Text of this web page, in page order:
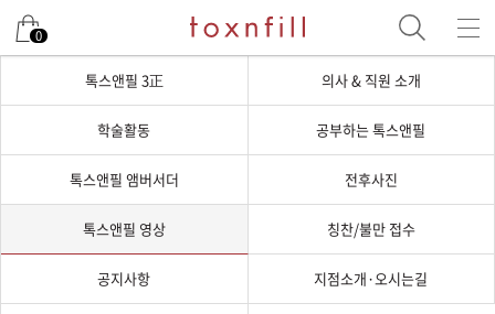
0
톡스앤필 3正 의사 & 직원 소개
학술활동 공부하는 톡스앤필
톡스앤필 앰버서더 전후사진
톡스앤필 영상 칭찬/불만 접수
공지사항 지점소개·오시는길